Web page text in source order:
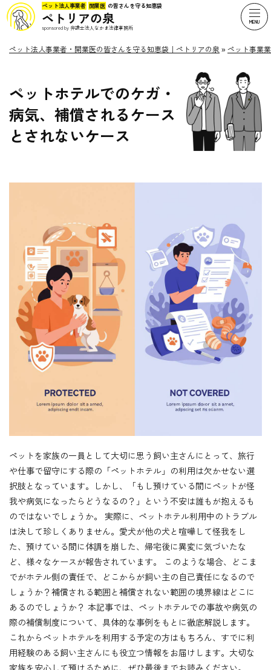
ペット法人事業者 開業医 の皆さんを守る知恵袋
ペトリアの泉
sponsored by 弁護士法人なかま法律事務所
ペット法人事業者・開業医の皆さんを守る知恵袋｜ペトリアの泉 »ペット事業
ペットホテルでのケガ・
病気、補償されるケース
とされないケース
ペットを家族の一員として大切に思う飼い主さんにとって、旅行
や仕事で留守にする際の「ペットホテル」の利用は欠かせない選
択肢となっています。しかし、「もし預けている間にペットが怪
我や病気になったらどうなるの？」という不安は誰もが抱えるも
のではないでしょうか。 実際に、ペットホテル利用中のトラブル
は決して珍しくありません。愛犬が他の犬と喧嘩して怪我をし
た、預けている間に体調を崩した、帰宅後に異変に気づいたな
ど、様々なケースが報告されています。 このような場合、どこま
でがホテル側の責任で、どこからが飼い主の自己責任になるので
しょうか？補償される範囲と補償されない範囲の境界線はどこに
あるのでしょうか？ 本記事では、ペットホテルでの事故や病気の
際の補償制度について、具体的な事例をもとに徹底解説します。
これからペットホテルを利用する予定の方はもちろん、すでに利
用経験のある飼い主さんにも役立つ情報をお届けします。大切な
家族を安心して預けるために、ぜひ最後までお読みください。